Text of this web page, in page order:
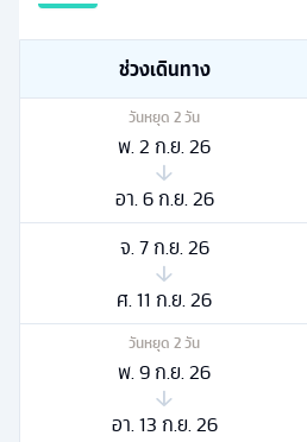
ช่วงเดินทาง
วันหยุด 2วัน
พ. 2 ก.ย. 26
อา. 6 ก.ย. 26
จ. 7 ก.ย. 26
ศ. 11 ก.ย. 26
วันหยุด 2วัน
พ. 9 ก.ย. 26
อา. 13 ก.ย. 26